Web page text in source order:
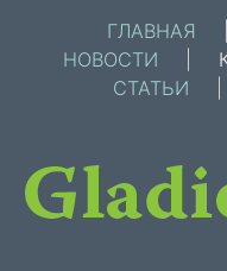
ГЛАВНАЯ
НОВОСТИ
СТАТЬИ